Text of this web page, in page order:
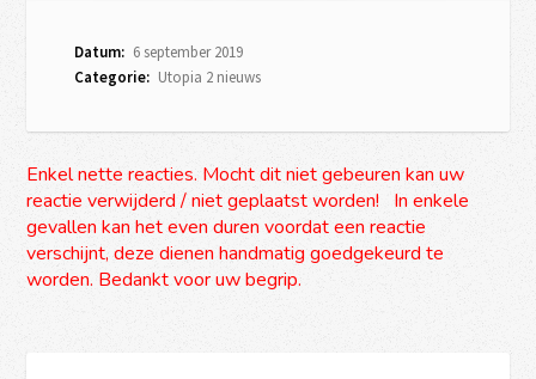
Datum: 6 september 2019
Categorie: Utopia 2 nieuws
Enkel nette reacties. Mocht dit niet gebeuren kan uw
reactie verwijderd / niet geplaatst worden! In enkele
gevallen kan het even duren voordat een reactie
verschijnt, deze dienen handmatig goedgekeurd te
worden. Bedankt voor uw begrip.